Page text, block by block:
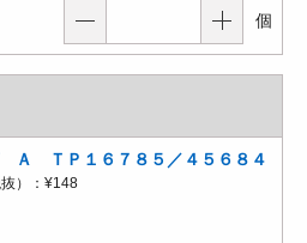
個
Ａ ＴＰ１６７８５／４５６８４
）： ¥148